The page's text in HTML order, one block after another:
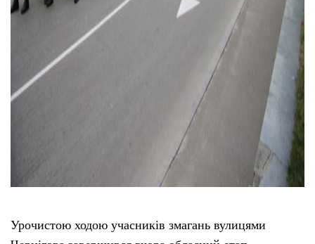
Урочистою ходою учасників змагань вулицями